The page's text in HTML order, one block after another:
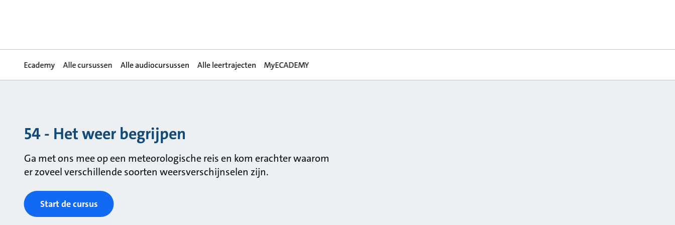
Ecademy Alle cursussen Alle audiocursussen Alle leertrajecten MyECADEMY
54 - Het weer begrijpen
Ga met ons mee op een meteorologische reis en kom erachter waarom
er zoveel verschillende soorten weersverschijnselen zijn.
Start de cursus